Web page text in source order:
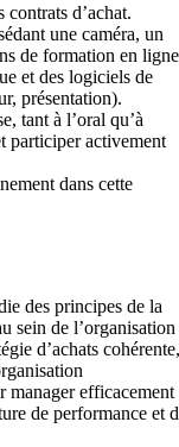
contrats d’achat.
une caméra, un
de formation en
et des logiciels de
présentation).
tant à l’oral qu’à
participer activement
dans cette
des principes de la
sein de l’organisation
d’achats cohérente,
manager efficacement
de performance et